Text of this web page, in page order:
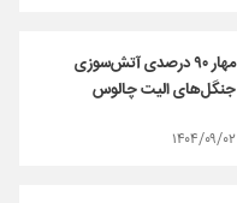
مهار ۹۰ درصدی آتش‌سوزی
جنگل‌های الیت چالوس
۱۴۰۴/۰۹/۰۲